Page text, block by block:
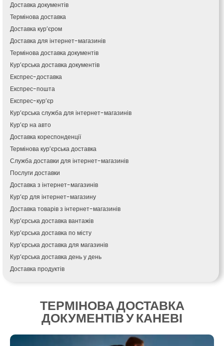
Доставка документів
Термінова доставка
Доставка кур’єром
Доставка для інтернет-магазинів
Термінова доставка документів
Кур’єрська доставка документів
Експрес-доставка
Експрес-пошта
Експрес-кур’єр
Кур’єрська служба для інтернет-магазинів
Кур’єр на авто
Доставка кореспонденції
Термінова кур’єрська доставка
Служба доставки для інтернет-магазинів
Послуги доставки
Доставка з інтернет-магазинів
Кур’єр для інтернет-магазину
Доставка товарів з інтернет-магазинів
Кур’єрська доставка вантажів
Кур’єрська доставка по місту
Кур’єрська доставка для магазинів
Кур’єрська доставка день у день
Доставка продуктів
Швидка кур’єрська доставка
Доставка за 60 хвилин
Замовлення їжі на дім
ТЕРМІНОВА ДОСТАВКА
ДОКУМЕНТІВ У КАНЕВІ
Кам’янка
Кам’янське
Канів
Козятин
Київ
Кобеляки
Коцюбинське
Конотоп
Коростень
Корсунь-Шевченківський
Костопіль
Ковель
Козин
Красноград
Кременчук
Кременець
Кривий Ріг
Кролевець
Кропивницький
Крихівці
Крюківщина
Крижанівка
Ладижин
Лука-Мелешківська